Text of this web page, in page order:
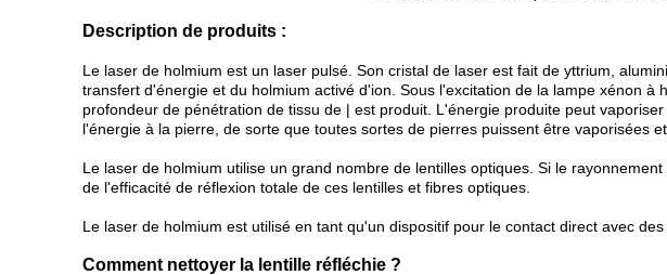
Description de produits :
Le laser de holmium est un laser pulsé. Son cristal de laser est fait de yttrium,
transfert d'énergie et du holmium activé d'ion. Sous l'excitation de la lampe xénon
profondeur de pénétration de tissu de | est produit. L'énergie produite peut
l'énergie à la pierre, de sorte que toutes sortes de pierres puissent être vaporisées
Le laser de holmium utilise un grand nombre de lentilles optiques. Si le
de l'efficacité de réflexion totale de ces lentilles et fibres optiques.
Le laser de holmium est utilisé en tant qu'un dispositif pour le contact direct avec
Comment nettoyer la lentille réfléchie ?